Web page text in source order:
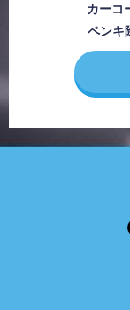
カーコ
ペンキ